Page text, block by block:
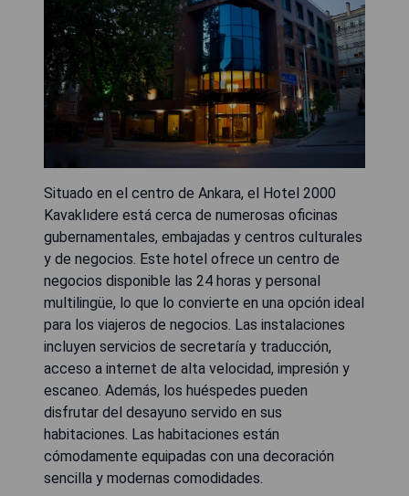
Situado en el centro de Ankara, el Hotel 2000
Kavaklıdere está cerca de numerosas oficinas
gubernamentales, embajadas y centros culturales
y de negocios. Este hotel ofrece un centro de
negocios disponible las 24 horas y personal
multilingüe, lo que lo convierte en una opción ideal
para los viajeros de negocios. Las instalaciones
incluyen servicios de secretaría y traducción,
acceso a internet de alta velocidad, impresión y
escaneo. Además, los huéspedes pueden
disfrutar del desayuno servido en sus
habitaciones. Las habitaciones están
cómodamente equipadas con una decoración
sencilla y modernas comodidades.